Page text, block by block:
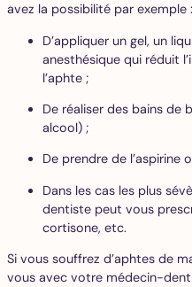
avez la possibilité par exemple :
D’appliquer un gel, un
anesthésique qui réduit
l’aphte ;
De réaliser des bains de
alcool) ;
De prendre de l’aspirine
Dans les cas les plus
dentiste peut vous
cortisone, etc.
Si vous souffrez d’aphtes de
vous avec votre médecin-